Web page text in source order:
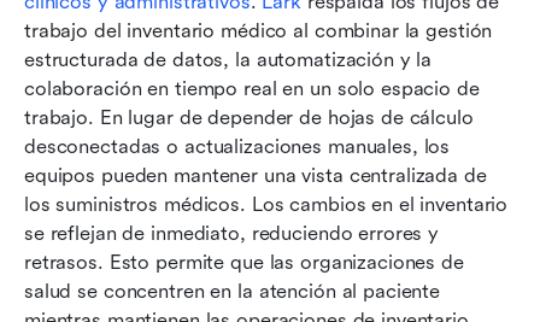
trabajo del inventario médico al combinar la gestión
estructurada de datos, la automatización y la
colaboración en tiempo real en un solo espacio de
trabajo. En lugar de depender de hojas de cálculo
desconectadas o actualizaciones manuales, los
equipos pueden mantener una vista centralizada de
los suministros médicos. Los cambios en el inventario
se reflejan de inmediato, reduciendo errores y
retrasos. Esto permite que las organizaciones de
salud se concentren en la atención al paciente